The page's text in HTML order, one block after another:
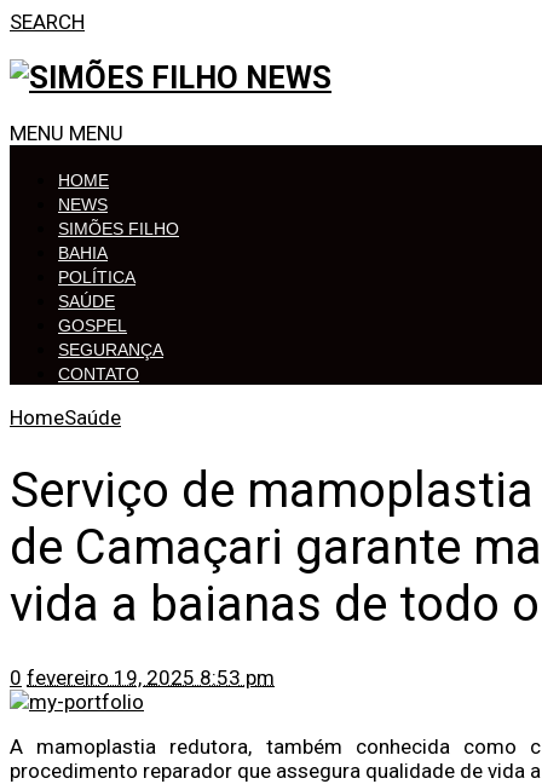
SEARCH
MENU MENU
HOME
NEWS
SIMÕES FILHO
BAHIA
POLÍTICA
SAÚDE
GOSPEL
SEGURANÇA
CONTATO
HomeSaúde
Serviço de
de Camaçari garante
vida a baianas de todo
0 fevereiro 19, 2025 8:53 pm
A mamoplastia redutora, também conhecida
procedimento reparador que assegura qualidade de vida